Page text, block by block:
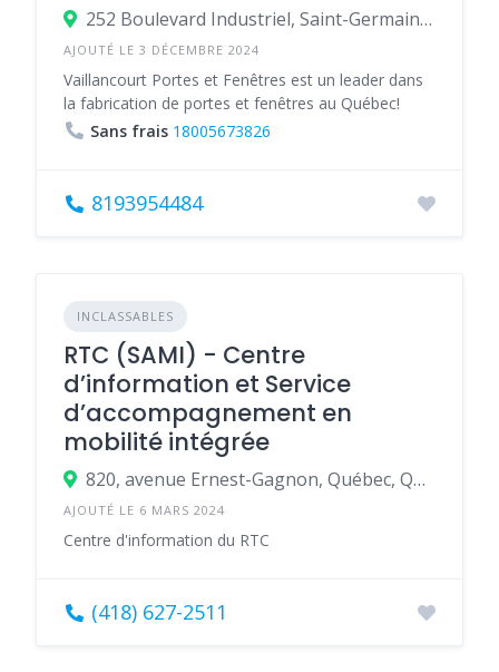
252 Boulevard Industriel, Saint-Germain-de-Grantham, Québec J0C 1K0, Canada
AJOUTÉ LE 3 DÉCEMBRE 2024
Vaillancourt Portes et Fenêtres est un leader dans
la fabrication de portes et fenêtres au Québec!
Sans frais 18005673826
8193954484
INCLASSABLES
RTC (SAMI) - Centre
d’information et Service
d’accompagnement en
mobilité intégrée
820, avenue Ernest-Gagnon, Québec, Québec G1S 3R4, Canada
AJOUTÉ LE 6 MARS 2024
Centre d'information du RTC
(418) 627-2511